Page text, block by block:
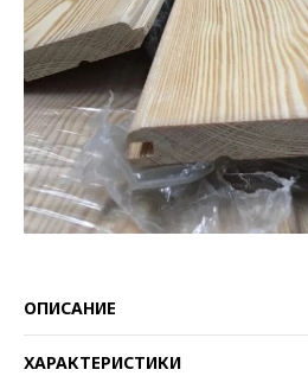
ОПИСАНИЕ
ХАРАКТЕРИСТИКИ